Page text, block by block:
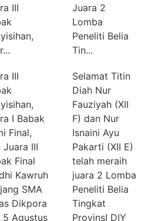
III
III
I Babak
Final,
Juara III
Final
Kawruh
SMA
Dikpora
5 Agustus
Juara 2
Lomba
Peneliti Belia
Tin...
Selamat Titin
Diah Nur
Fauziyah (XII
F) dan Nur
Isnaini Ayu
Pakarti (XII E)
telah meraih
juara 2 Lomba
Peneliti Belia
Tingkat
ProvinsI DIY